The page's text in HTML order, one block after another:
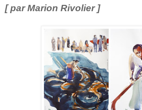
[ par Marion Rivolier ]